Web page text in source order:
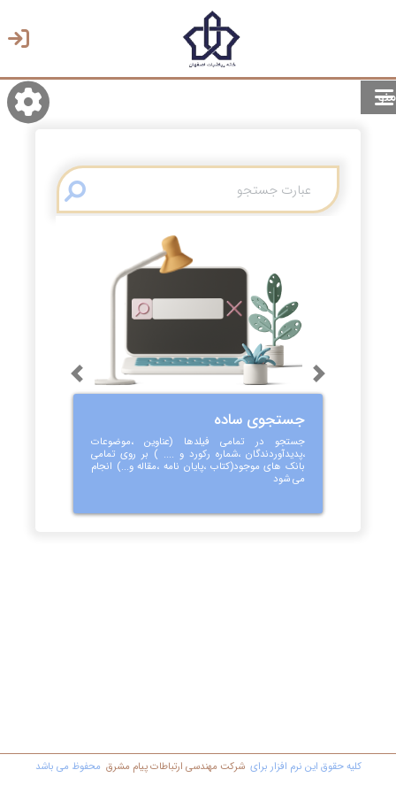
منو
انتخاب زبان
جستجوی ساده
جستجو در تمامی فیلدها (عناوین ،موضوعات
،پدیدآوردندگان ،شماره رکورد و .... ) بر روی تمامی
بانک های موجود(کتاب ،پایان نامه ،مقاله و...) انجام
می شود
Previous Next
کليه حقوق اين نرم افزار برای شرکت مهندسي ارتباطات پیام مشرق محفوظ مي باشد